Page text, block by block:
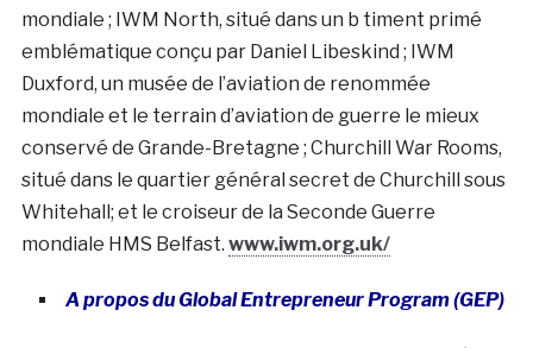
mondiale ; IWM North, situé dans un b timent primé
emblématique conçu par Daniel Libeskind ; IWM
Duxford, un musée de l’aviation de renommée
mondiale et le terrain d’aviation de guerre le mieux
conservé de Grande-Bretagne ; Churchill War Rooms,
situé dans le quartier général secret de Churchill sous
Whitehall; et le croiseur de la Seconde Guerre
mondiale HMS Belfast. www.iwm.org.uk/
A propos du Global Entrepreneur Program (GEP)